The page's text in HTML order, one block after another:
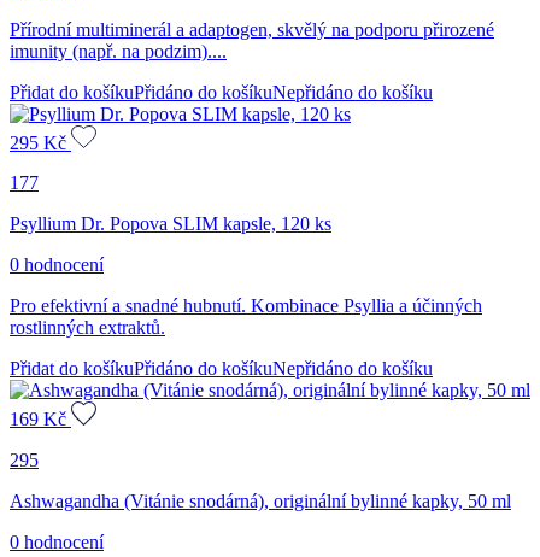
Přírodní multiminerál a adaptogen, skvělý na podporu přirozené
imunity (např. na podzim)....
Přidat do košíkuPřidáno do košíkuNepřidáno do košíku
295 Kč
177
Psyllium Dr. Popova SLIM kapsle, 120 ks
0 hodnocení
Pro efektivní a snadné hubnutí. Kombinace Psyllia a účinných
rostlinných extraktů.
Přidat do košíkuPřidáno do košíkuNepřidáno do košíku
169 Kč
295
Ashwagandha (Vitánie snodárná), originální bylinné kapky, 50 ml
0 hodnocení